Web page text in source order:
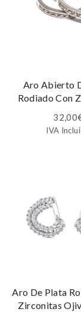
Aro Abierto
Rodiado Con
32,00
IVA
Aro De Plata
Zirconitas